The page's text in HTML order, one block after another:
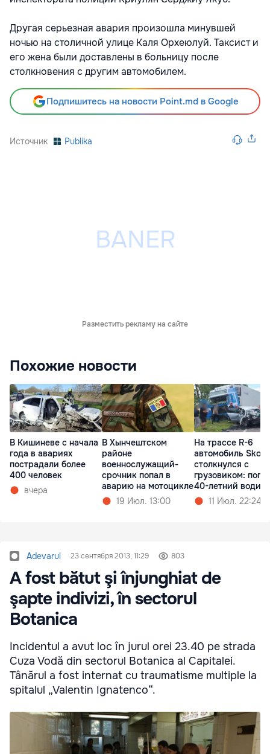
Другая серьезная авария произошла минувшей
ночью на столичной улице Каля Орхеюлуй. Таксист и
его жена были доставлены в больницу после
столкновения с другим автомобилем.
Подпишитесь на новости Point.md в Google
Источник Publika
Разместить рекламу на сайте
Похожие новости
В Кишиневе с начала
года в авариях
пострадали более
400 человек
вчера
В Хынчештском
районе
военнослужащий-
срочник попал в
аварию на мотоцикле
19 Июл. 13:00
На трассе R-6
автомобиль
столкнулся с
грузовиком:
40-летний
11 Июл. 22:24
Adevarul 23 сентября 2013, 11:29 803
A fost bătut şi înjunghiat de
şapte indivizi, în sectorul
Botanica
Incidentul a avut loc în jurul orei 23.40 pe strada
Cuza Vodă din sectorul Botanica al Capitalei.
Tânărul a fost internat cu traumatisme multiple la
spitalul „Valentin Ignatenco“.